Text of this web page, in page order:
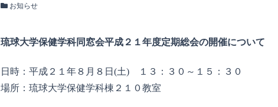
お知らせ
琉球大学保健学科同窓会平成２１年度定期総会の開催について
日時：平成２１年８月８日(土) １３：３０～１５：３０
場所：琉球大学保健学科棟２１０教室